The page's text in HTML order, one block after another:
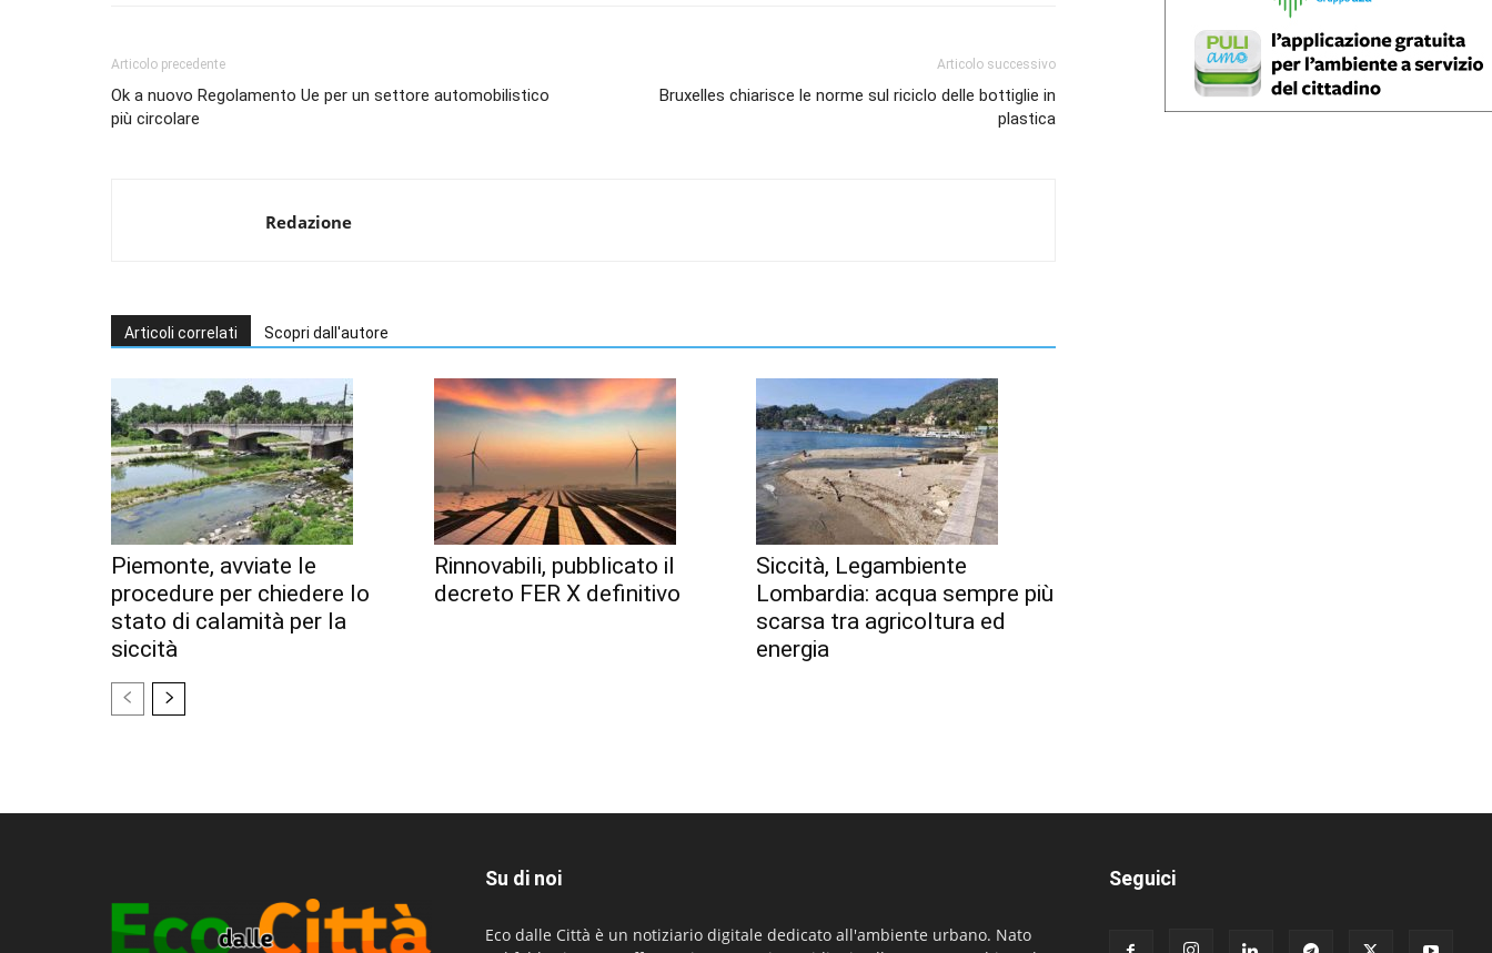
Articolo precedente
Ok a nuovo Regolamento Ue per un settore automobilistico
più circolare
Articolo successivo
Bruxelles chiarisce le norme sul riciclo delle bottiglie in
plastica
Redazione
Articoli correlati Scopri dall'autore
Piemonte, avviate le
procedure per chiedere lo
stato di calamità per la
siccità
Rinnovabili, pubblicato il
decreto FER X definitivo
Siccità, Legambiente
Lombardia: acqua sempre più
scarsa tra agricoltura ed
energia
Su di noi
Eco dalle Città è un notiziario digitale dedicato all'ambiente urbano. Nato
Seguici